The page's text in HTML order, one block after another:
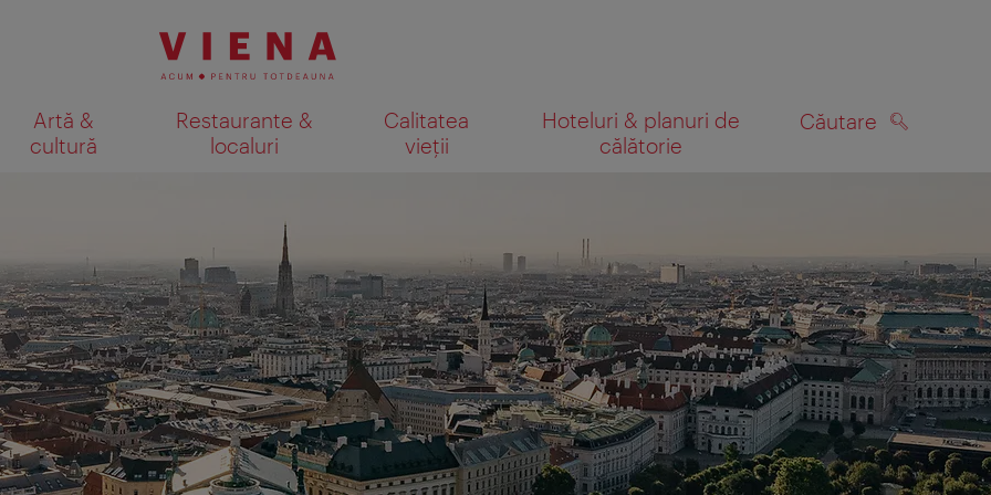
Artă &
cultură
Restaurante &
localuri
Calitatea
vieții
Hoteluri & planuri de
călătorie
Căutare